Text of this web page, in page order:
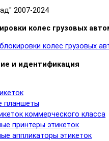
2007-2024
колес грузовых
колес грузовых
и идентификация
планшеты
коммерческого класса
принтеры этикеток
аппликаторы этикеток